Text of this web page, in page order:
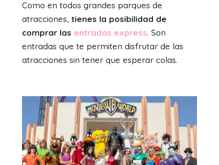
Como en todos grandes parques de
atracciones, tienes la posibilidad de
comprar las entradas express. Son
entradas que te permiten disfrutar de las
atracciones sin tener que esperar colas.